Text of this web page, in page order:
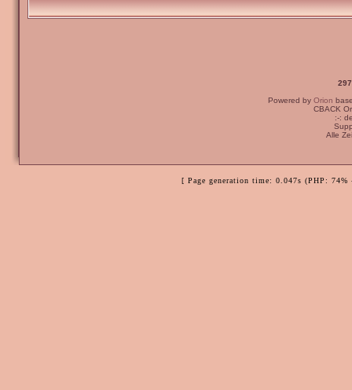
Powered by Orion
CBACK
:-:
Alle
[ Page generation time: 0.047s (PHP: